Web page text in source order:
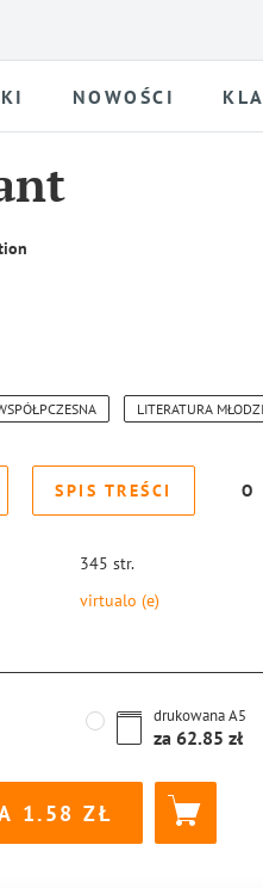
NOWOŚCI
LITERATURA
SPIS TREŚCI O
345 str.
virtualo (e)
drukowanaA5
za 62.85
1.58